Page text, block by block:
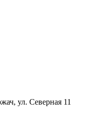
ул. Северная 11